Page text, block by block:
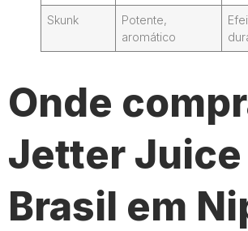
Skunk
Potente,
aromático
Onde
Jetter Juice
Brasil em